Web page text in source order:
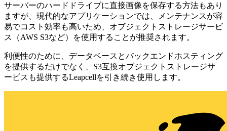
サーバーのハードドライブに直接画像を保存する方法もあり
ますが、現代的なアプリケーションでは、メンテナンスが容
易でコスト効率も高いため、オブジェクトストレージサービ
ス（AWS S3など）を使用することが推奨されます。
利便性のために、データベースとバックエンドホスティング
を提供するだけでなく、S3互換オブジェクトストレージサ
ービスも提供するLeapcellを引き続き使用します。